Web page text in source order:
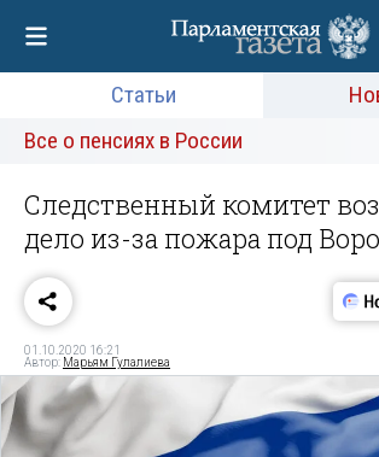
Статьи
Все о пенсиях в России
Следственный комитет
дело из-за пожара под
01.10.2020 16:21
Автор: Марьям Гулалиева